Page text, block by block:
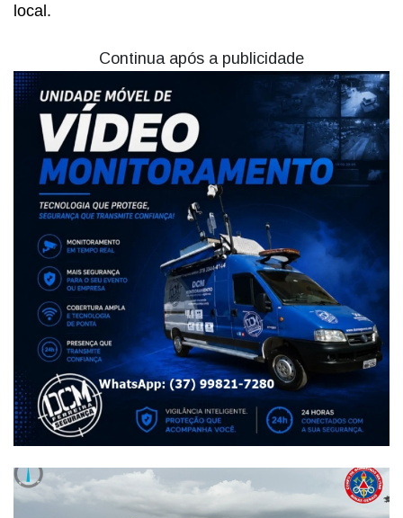
local.
Continua após a publicidade